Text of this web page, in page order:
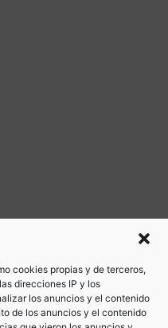
cookies propias y de terceros,
direcciones IP y los
los anuncios y el contenido
de los anuncios y el contenido